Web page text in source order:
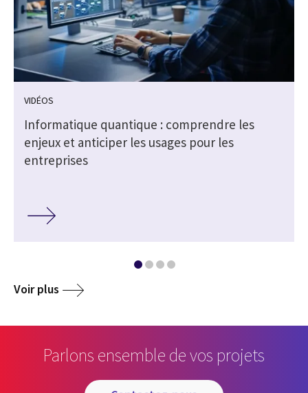
VIDÉOS
Informatique quantique : comprendre les
enjeux et anticiper les usages pour les
entreprises
Voir plus
Parlons ensemble de vos projets